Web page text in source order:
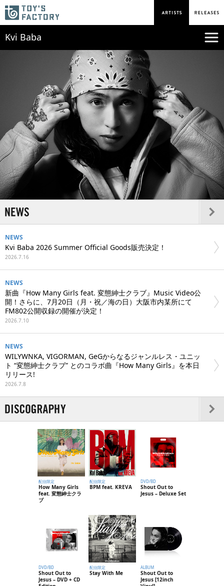
Kvi Baba
NEWS
Kvi Baba 2026 Summer Official Goods販売決定！
2026.7.16
NEWS
新曲『How Many Girls feat. 変態紳士クラブ』Music Video公
開！さらに、7月20日（月・祝／海の日）大阪市内某所にて
FM802公開収録の開催が決定！
2026.7.10
NEWS
WILYWNKA, VIGORMAN, GeGからなるジャンルレス・ユニッ
ト “変態紳士クラブ” とのコラボ曲『How Many Girls』を本日
リリース!
2026.7.8
配信限定
How Many Girls
feat. 変態紳士クラ
ブ
配信限定
BPM feat. KREVA
DVD/BD
Shout Out to
Jesus – Deluxe Set
DVD/BD
Shout Out to
Jesus – DVD + CD
配信限定
Stay With Me
ALBUM
Shout Out to
Jesus [12inch